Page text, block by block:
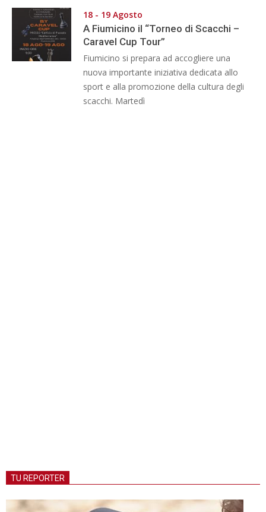
18 - 19 Agosto
A Fiumicino il “Torneo di Scacchi –
Caravel Cup Tour”
Fiumicino si prepara ad accogliere una
nuova importante iniziativa dedicata allo
sport e alla promozione della cultura degli
scacchi. Martedì
TU REPORTER